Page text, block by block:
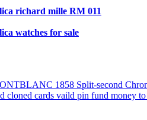
richard mille RM 011
watches for sale
1858 Split-second
cloned cards vaild pin fund money